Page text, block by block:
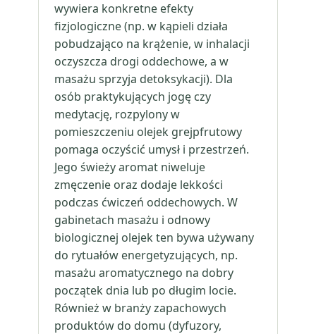
wywiera konkretne efekty
fizjologiczne (np. w kąpieli działa
pobudzająco na krążenie, w inhalacji
oczyszcza drogi oddechowe, a w
masażu sprzyja detoksykacji). Dla
osób praktykujących jogę czy
medytację, rozpylony w
pomieszczeniu olejek grejpfrutowy
pomaga oczyścić umysł i przestrzeń.
Jego świeży aromat niweluje
zmęczenie oraz dodaje lekkości
podczas ćwiczeń oddechowych. W
gabinetach masażu i odnowy
biologicznej olejek ten bywa używany
do rytuałów energetyzujących, np.
masażu aromatycznego na dobry
początek dnia lub po długim locie.
Również w branży zapachowych
produktów do domu (dyfuzory,